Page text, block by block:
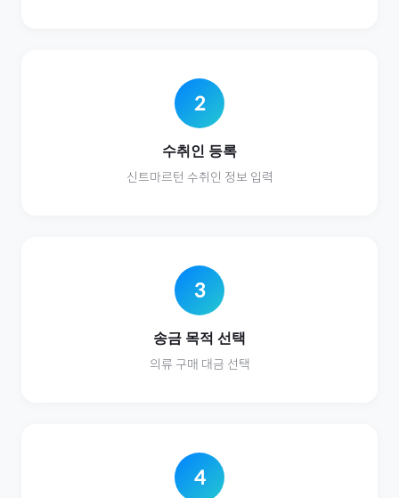
2
수취인 등록
신트마르턴 수취인 정보 입력
3
송금 목적 선택
의류 구매 대금 선택
4